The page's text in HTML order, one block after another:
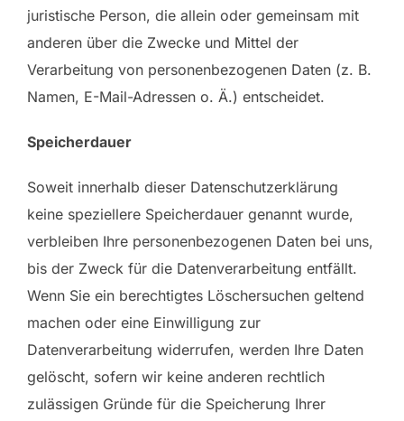
juristische Person, die allein oder gemeinsam mit
anderen über die Zwecke und Mittel der
Verarbeitung von personenbezogenen Daten (z. B.
Namen, E-Mail-Adressen o. Ä.) entscheidet.
Speicherdauer
Soweit innerhalb dieser Datenschutzerklärung
keine speziellere Speicherdauer genannt wurde,
verbleiben Ihre personenbezogenen Daten bei uns,
bis der Zweck für die Datenverarbeitung entfällt.
Wenn Sie ein berechtigtes Löschersuchen geltend
machen oder eine Einwilligung zur
Datenverarbeitung widerrufen, werden Ihre Daten
gelöscht, sofern wir keine anderen rechtlich
zulässigen Gründe für die Speicherung Ihrer